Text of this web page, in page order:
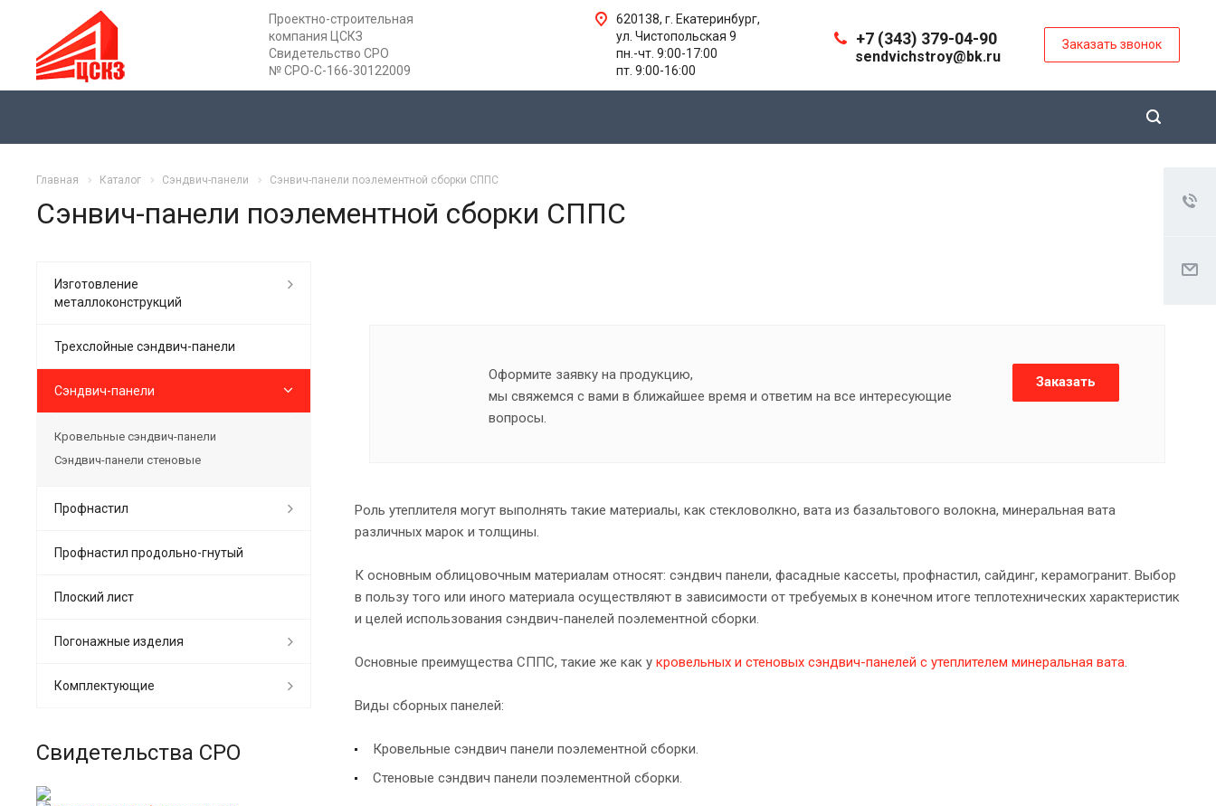
Проектно-строительная
компания ЦСКЗ
Свидетельство СРО
№ СРО-С-166-30122009
+7 (343) 379-04-90
sendvichstroy@bk.ru
Заказать звонок
620138, г. Екатеринбург,
ул. Чистопольская 9
пн.-чт. 9:00-17:00
пт. 9:00-16:00
Главная Каталог Сэндвич-панели Сэнвич-панели поэлементной сборки СППС
Сэнвич-панели поэлементной сборки СППС
Оформите заявку на продукцию,
мы свяжемся с вами в ближайшее время и ответим на все интересующие
вопросы.
Заказать
Роль утеплителя могут выполнять такие материалы, как стекловолкно, вата из базальтового волокна, минеральная вата
различных марок и толщины.
К основным облицовочным материалам относят: сэндвич панели, фасадные кассеты, профнастил, сайдинг, керамогранит. Выбор
в пользу того или иного материала осуществляют в зависимости от требуемых в конечном итоге теплотехнических характеристик
и целей использования сэндвич-панелей поэлементной сборки.
Основные преимущества СППС, такие же как у кровельных и стеновых сэндвич-панелей с утеплителем минеральная вата.
Виды сборных панелей:
Кровельные сэндвич панели поэлементной сборки.
Стеновые сэндвич панели поэлементной сборки.
Изготовление
металлоконструкций
Трехслойные сэндвич-панели
Сэндвич-панели
Кровельные сэндвич-панели
Сэндвич-панели стеновые
Профнастил
Профнастил продольно-гнутый
Плоский лист
Погонажные изделия
Комплектующие
Свидетельства СРО